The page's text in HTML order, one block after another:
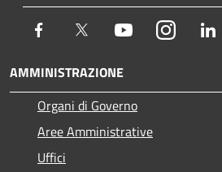
Facebook Twitter YoutubeInstagram
AMMINISTRAZIONE
Organi di Governo
Aree Amministrative
Uffici